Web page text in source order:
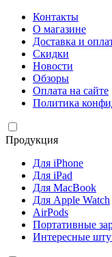
Контакты
О магазине
Доставка и
Скидки
Новости
Обзоры
Оплата на сайте
Политика
Продукция
Для iPhone
Для iPad
Для MacBook
Для Apple Watch
AirPods
Портативные
Интересные